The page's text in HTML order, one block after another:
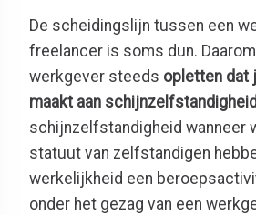
De scheidingslijn tussen een
freelancer is soms dun.
werkgever steeds opletten dat
maakt aan
schijnzelfstandigheid wanneer
statuut van zelfstandigen
werkelijkheid een
onder het gezag van een